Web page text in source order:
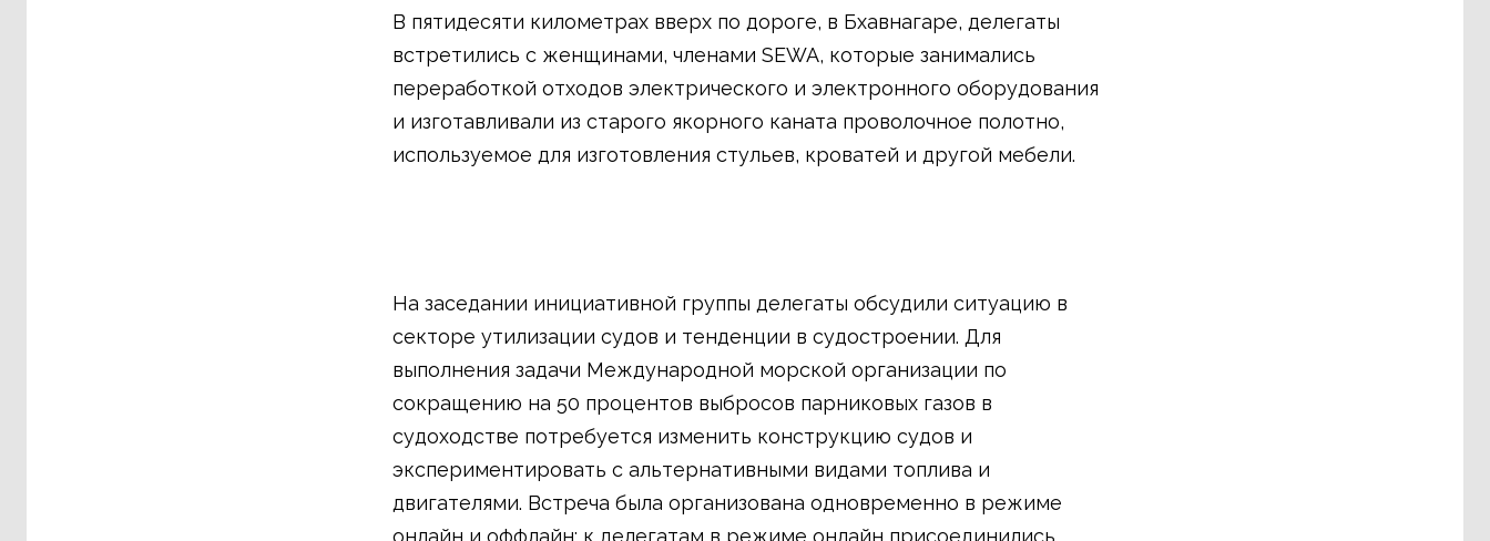
В пятидесяти километрах вверх по дороге, в Бхавнагаре, делегаты
встретились с женщинами, членами SEWA, которые занимались
переработкой отходов электрического и электронного оборудования
и изготавливали из старого якорного каната проволочное полотно,
используемое для изготовления стульев, кроватей и другой мебели.
На заседании инициативной группы делегаты обсудили ситуацию в
секторе утилизации судов и тенденции в судостроении. Для
выполнения задачи Международной морской организации по
сокращению на 50 процентов выбросов парниковых газов в
судоходстве потребуется изменить конструкцию судов и
экспериментировать с альтернативными видами топлива и
двигателями. Встреча была организована одновременно в режиме
онлайн и оффлайн: к делегатам в режиме онлайн присоединились